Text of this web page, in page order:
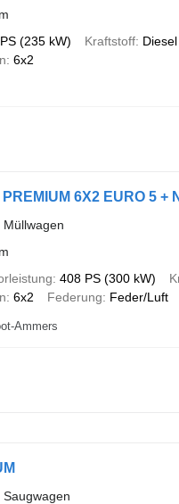
(235 kW) Kraftstoff Diesel
6x2
6X2 EURO 5 +
408 PS (300 kW)
6x2 Federung Feder/Luft
Ammers